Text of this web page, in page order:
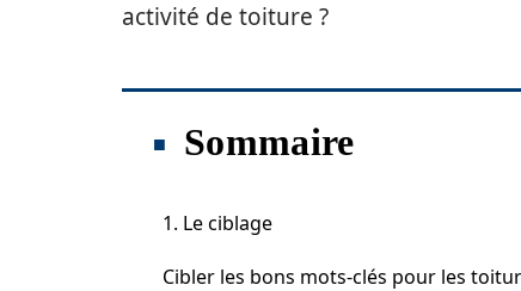
activité de toiture ?
Sommaire
1. Le ciblage
Cibler les bons mots-clés pour les